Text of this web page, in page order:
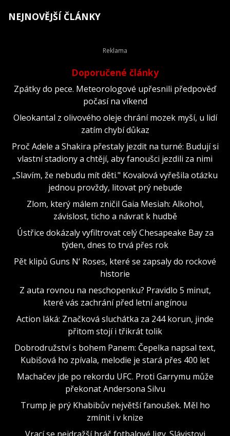
NEJNOVĚJŠÍ ČLÁNKY
Doporučené články
Zpátky do pece. Meteorologové upřesnili předpověď
počasí na víkend
Oleokantal z olivového oleje chrání mozek myší, u lidí
zatím chybí důkaz
Proč Adele a Shakira přestaly jezdit na turné: Budují si
vlastní stadiony a chtějí, aby fanoušci jezdili za nimi
„Slavím, že nebudu mít děti." Kovalová vyřešila otázku
jednou provždy, litovat prý nebude
Zlom, který málem zničil Gaia Mesiah: Alkohol,
závislost, ticho a návrat k hudbě
Ústřice dokázaly vyfiltrovat celý Chesapeake Bay za
týden, dnes to trvá přes rok
Pět klipů Guns N‘ Roses, které se zapsaly do rockové
historie
Z auta rovnou na neschopenku? Pravidlo 5 minut,
které vás zachrání před letní angínou
Action láká: Značková sluchátka za 244 korun, jinde
přitom stojí i třikrát tolik
Dobrodružství s bohem Panem: Čepelka napsal text,
Kubišová ho zpívala, melodie je stará přes 400 let
Machačev jde po rekordu UFC. Proti Garrymu může
překonat Andersona Silvu
Trump je prý Khabibův největší fanoušek. Měl ho
zmínit i v knize